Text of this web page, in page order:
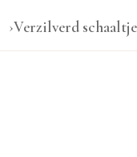
Verzilverd schaaltje